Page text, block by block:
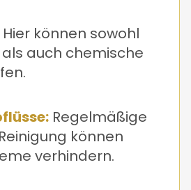
Hier können sowohl
auch chemische
Regelmäßige
können
verhindern.